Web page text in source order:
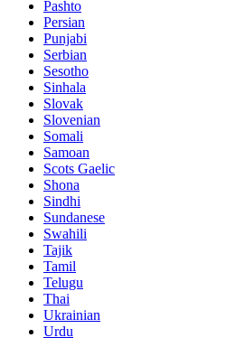
Pashto
Persian
Punjabi
Serbian
Sesotho
Sinhala
Slovak
Slovenian
Somali
Samoan
Scots Gaelic
Shona
Sindhi
Sundanese
Swahili
Tajik
Tamil
Telugu
Thai
Ukrainian
Urdu